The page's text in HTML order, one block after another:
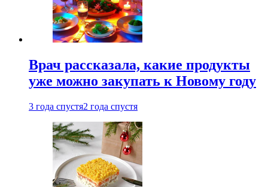
Врач рассказала, какие продукты
уже можно закупать к Новому году
3 года спустя2 года спустя